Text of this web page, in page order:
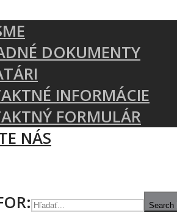
DOKUMENTY
INFORMÁCIE
FORMULÁR
NÁS
Search